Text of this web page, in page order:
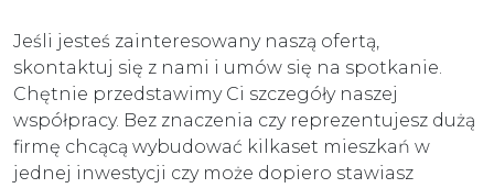
Jeśli jesteś zainteresowany naszą ofertą,
skontaktuj się z nami i umów się na spotkanie.
Chętnie przedstawimy Ci szczegóły naszej
współpracy. Bez znaczenia czy reprezentujesz dużą
firmę chcącą wybudować kilkaset mieszkań w
jednej inwestycji czy może dopiero stawiasz